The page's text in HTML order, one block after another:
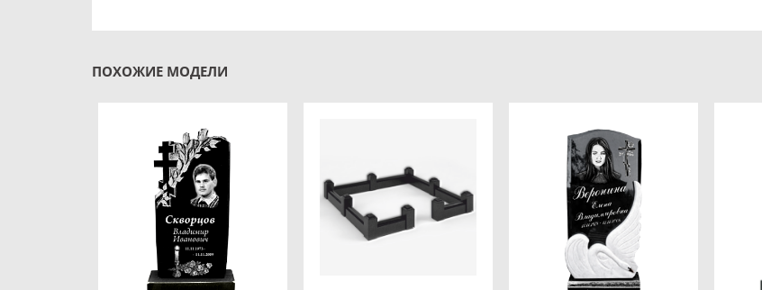
ПОХОЖИЕ МОДЕЛИ